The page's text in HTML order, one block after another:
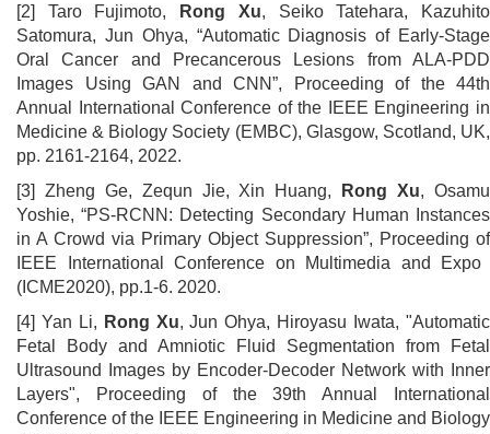
[2] Taro Fujimoto,
Rong Xu, Seiko Tatehara, Kazuhito
Satomura, Jun Ohya, “Automatic Diagnosis of Early-Stage
Oral Cancer and Precancerous Lesions from ALA-PDD
Images Using GAN and CNN”, Proceeding of the 44th
Annual International Conference of the IEEE Engineering in
Medicine & Biology Society (EMBC), Glasgow, Scotland, UK,
pp. 2161-2164, 2022.
[3] Zheng Ge, Zequn Jie, Xin Huang,
Rong Xu, Osamu
Yoshie, “PS-RCNN: Detecting Secondary Human Instances
in A Crowd via Primary Object Suppression”, Proceeding of
IEEE International Conference on Multimedia and Expo
(ICME2020), pp.1-6. 2020.
[4] Yan Li, Rong Xu, Jun Ohya, Hiroyasu Iwata, "Automatic
Fetal Body and Amniotic Fluid Segmentation from Fetal
Ultrasound Images by Encoder-Decoder Network with Inner
Layers", Proceeding of the 39th Annual International
Conference of the IEEE Engineering in Medicine and Biology